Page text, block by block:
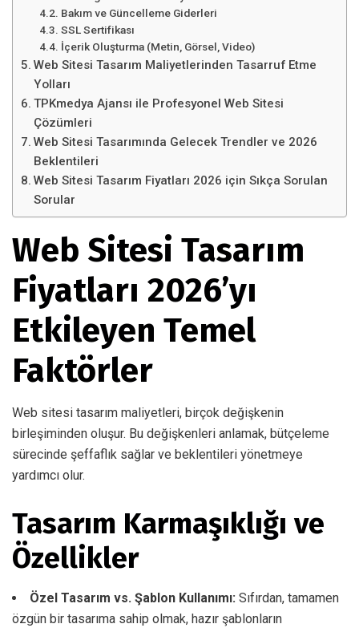
Bakım ve Güncelleme Giderleri
SSL Sertifikası
İçerik Oluşturma (Metin, Görsel, Video)
Web Sitesi Tasarım Maliyetlerinden Tasarruf Etme
Yolları
TPKmedya Ajansı ile Profesyonel Web Sitesi
Çözümleri
Web Sitesi Tasarımında Gelecek Trendler ve 2026
Beklentileri
Web Sitesi Tasarım Fiyatları 2026 için Sıkça Sorulan
Sorular
Web Sitesi Tasarım
Fiyatları 2026’yı
Etkileyen Temel
Faktörler
Web sitesi tasarım maliyetleri, birçok değişkenin
birleşiminden oluşur. Bu değişkenleri anlamak, bütçeleme
sürecinde şeffaflık sağlar ve beklentileri yönetmeye
yardımcı olur.
Tasarım Karmaşıklığı ve
Özellikler
Özel Tasarım vs. Şablon Kullanımı: Sıfırdan, tamamen
özgün bir tasarıma sahip olmak, hazır şablonların